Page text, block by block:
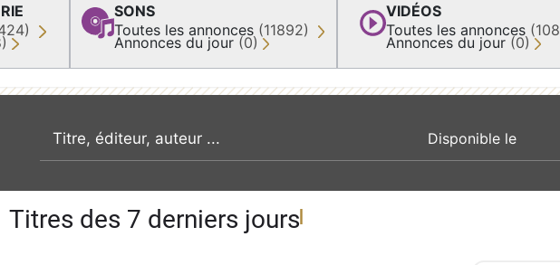
SONS
Toutes les annonces (11892)
Annonces du jour (0)
VIDÉOS
Toutes les annonces
Annonces du jour (0)
recherche par mot clé
Titres des 7 derniers jours